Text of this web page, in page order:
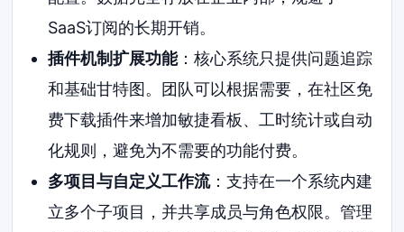
SaaS订阅的长期开销。
插件机制扩展功能：核心系统只提供问题追踪
和基础甘特图。团队可以根据需要，在社区免
费下载插件来增加敏捷看板、工时统计或自动
化规则，避免为不需要的功能付费。
多项目与自定义工作流：支持在一个系统内建
立多个子项目，并共享成员与角色权限。管理